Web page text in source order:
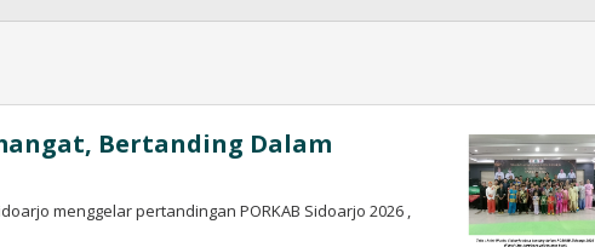
Bertanding Dalam
menggelar pertandingan PORKAB Sidoarjo 2026 ,